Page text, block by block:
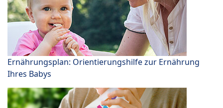
Ernährungsplan: Orientierungshilfe zur Ernährung
Ihres Babys